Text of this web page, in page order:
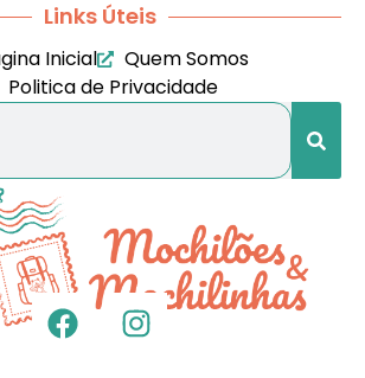
Links Úteis
Inicial
Quem Somos
Politica de Privacidade